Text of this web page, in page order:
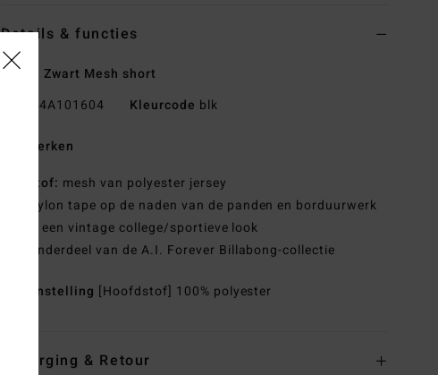
Details & functies
Heren Zwart Mesh short
24A101604 Kleurcode blk
Kenmerken
Stof: mesh van polyester jersey
Nylon tape op de naden van de panden en borduurwerk
voor een vintage college/sportieve look
Onderdeel van de A.I. Forever Billabong-collectie
Samenstelling [Hoofdstof] 100% polyester
Bezorging & Retour